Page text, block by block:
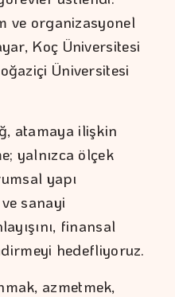
ve organizasyonel
Koç Üniversitesi
Üniversitesi
atamaya ilişkin
yalnızca ölçek
yapı
sanayi
finansal
hedefliyoruz.
azmetmek,